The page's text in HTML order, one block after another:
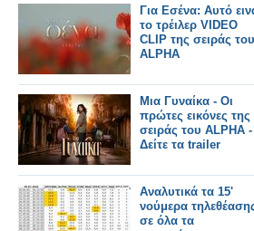
Για Εσένα: Αυτό
το τρέιλερ VIDEO
CLIP της σειράς του
ALPHA
Μια Γυναίκα - Οι
πρώτες εικόνες της
σειράς του ALPHA -
Δείτε τα trailer
Αναλυτικά τα 15'
νούμερα
σε όλα τα